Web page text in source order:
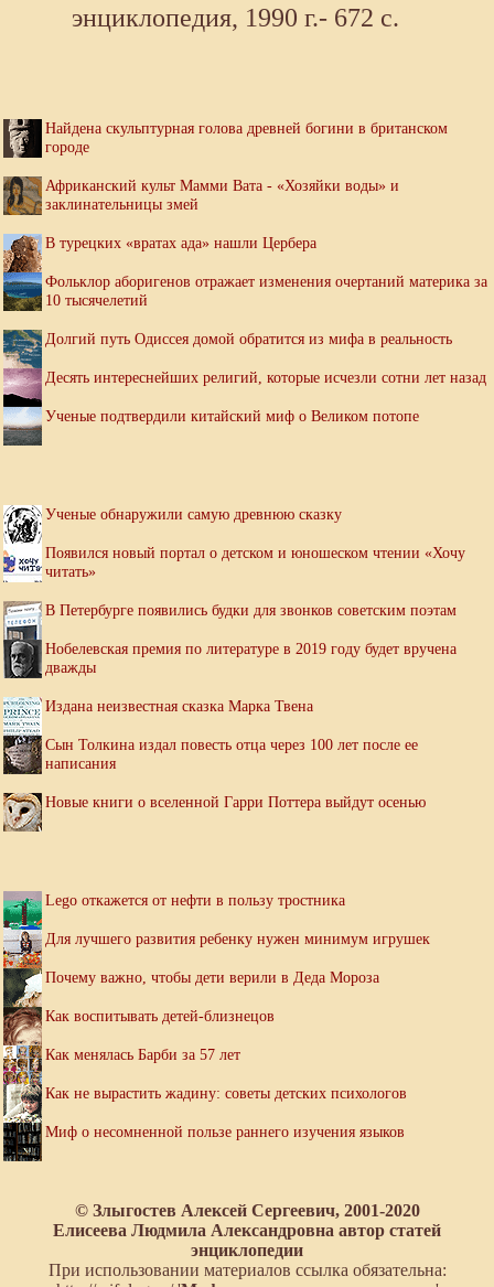
энциклопедия, 1990 г.- 672 с.
Найдена скульптурная голова древней богини в британском
городе
Африканский культ Мамми Вата - «Хозяйки воды» и
заклинательницы змей
В турецких «вратах ада» нашли Цербера
Фольклор аборигенов отражает изменения очертаний материка за
10 тысячелетий
Долгий путь Одиссея домой обратится из мифа в реальность
Десять интереснейших религий, которые исчезли сотни лет назад
Ученые подтвердили китайский миф о Великом потопе
Ученые обнаружили самую древнюю сказку
Появился новый портал о детском и юношеском чтении «Хочу
читать»
В Петербурге появились будки для звонков советским поэтам
Нобелевская премия по литературе в 2019 году будет вручена
дважды
Издана неизвестная сказка Марка Твена
Сын Толкина издал повесть отца через 100 лет после ее
написания
Новые книги о вселенной Гарри Поттера выйдут осенью
Lego откажется от нефти в пользу тростника
Для лучшего развития ребенку нужен минимум игрушек
Почему важно, чтобы дети верили в Деда Мороза
Как воспитывать детей-близнецов
Как менялась Барби за 57 лет
Как не вырастить жадину: советы детских психологов
Миф о несомненной пользе раннего изучения языков
© Злыгостев Алексей Сергеевич, 2001-2020
Елисеева Людмила Александровна автор статей
энциклопедии
При использовании материалов ссылка обязательна: